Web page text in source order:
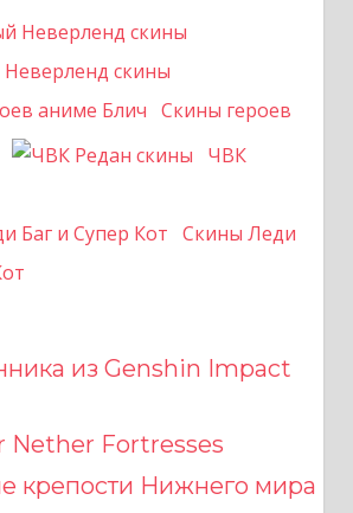
скины
Скины героев
ЧВК
Скины Леди
из Genshin Impact
Nether Fortresses
крепости Нижнего мира